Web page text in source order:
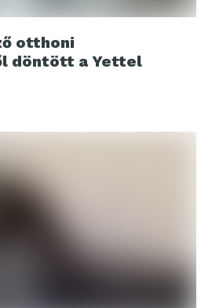
otthoni
döntött a Yettel